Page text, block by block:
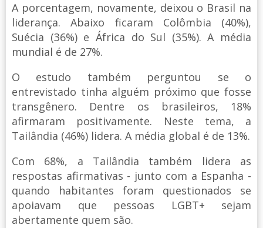
A porcentagem, novamente, deixou o Brasil na
liderança. Abaixo ficaram Colômbia (40%),
Suécia (36%) e África do Sul (35%). A média
mundial é de 27%.
O estudo também perguntou se o
entrevistado tinha alguém próximo que fosse
transgênero. Dentre os brasileiros, 18%
afirmaram positivamente. Neste tema, a
Tailândia (46%) lidera. A média global é de 13%.
Com 68%, a Tailândia também lidera as
respostas afirmativas - junto com a Espanha -
quando habitantes foram questionados se
apoiavam que pessoas LGBT+ sejam
abertamente quem são.